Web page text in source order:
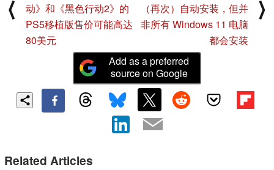
⟨
动》和《黑色行动2》的
PS5移植版售价可能高达
80美元
（再次）自动安装，但并
非所有 Windows 11 电脑
都会安装
⟩
Add as a preferred
source on Google
Related Articles